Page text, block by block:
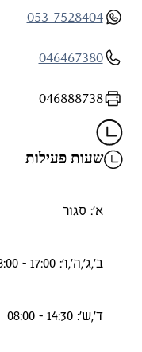
053-7528404
046467380
046888738
שעות פעילות
א': סגור
ב',ג',ה',ו': 17:00 - 08:00
ד',ש': 14:30 - 08:00